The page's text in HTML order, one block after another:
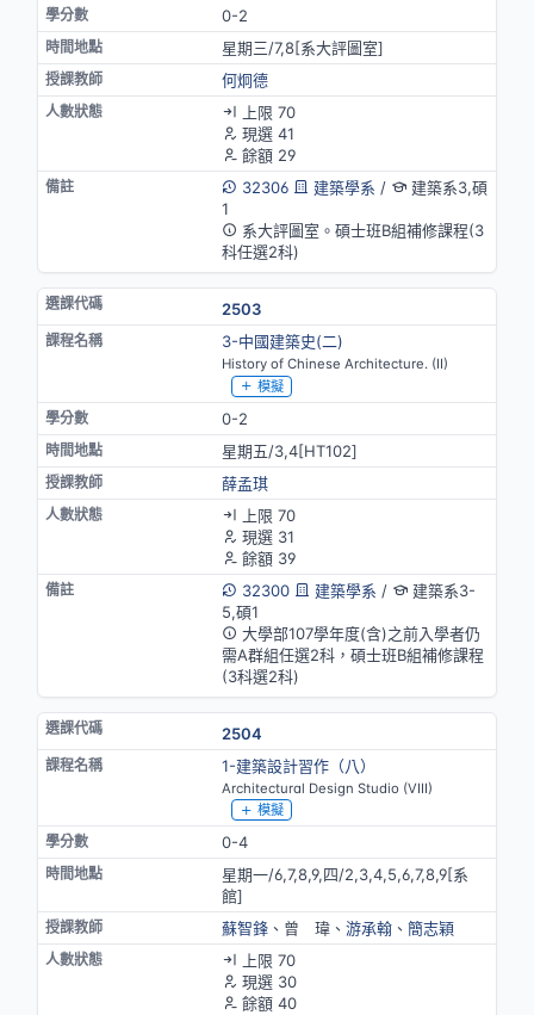
0-2
星期三/7,8[系大評圖室]
何炯德
上限 70
現選 41
餘額 29
32306
建築學系 /
建築系3,碩
1
系大評圖室。碩士班B組補修課程(3
科任選2科)
2503
3-中國建築史(二)
History of Chinese Architecture. (II)
模擬
0-2
星期五/3,4[HT102]
薛孟琪
上限 70
現選 31
餘額 39
32300
建築學系 /
建築系3-
5,碩1
大學部107學年度(含)之前入學者仍
需A群組任選2科，碩士班B組補修課程
(3科選2科)
2504
1-建築設計習作（八）
Architectural Design Studio (VIII)
模擬
0-4
星期一/6,7,8,9,四/2,3,4,5,6,7,8,9[系
館]
蘇智鋒、曾 瑋、 游承翰、 簡志穎
上限 70
現選 30
餘額 40